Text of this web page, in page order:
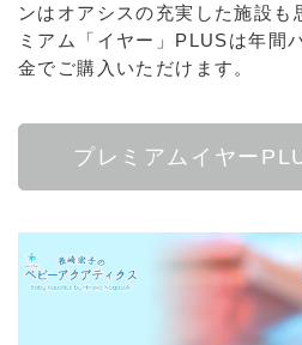
ンはオアシスの充実した施設も
ミアム「イヤー」PLUSは年間
金でご購入いただけます。
プレミアムイヤー